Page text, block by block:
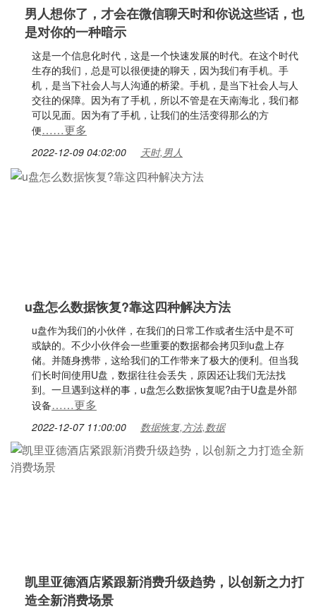
男人想你了，才会在微信聊天时和你说这些话，也
是对你的一种暗示
这是一个信息化时代，这是一个快速发展的时代。在这个时代
生存的我们，总是可以很便捷的聊天，因为我们有手机。手
机，是当下社会人与人沟通的桥梁。手机，是当下社会人与人
交往的保障。因为有了手机，所以不管是在天南海北，我们都
可以见面。因为有了手机，让我们的生活变得那么的方
便……更多
2022-12-09 04:02:00 天时,男人
u盘怎么数据恢复?靠这四种解决方法
u盘作为我们的小伙伴，在我们的日常工作或者生活中是不可
或缺的。不少小伙伴会一些重要的数据都会拷贝到u盘上存
储。并随身携带，这给我们的工作带来了极大的便利。但当我
们长时间使用U盘，数据往往会丢失，原因还让我们无法找
到。一旦遇到这样的事，u盘怎么数据恢复呢?由于U盘是外部
设备……更多
2022-12-07 11:00:00 数据恢复,方法,数据
凯里亚德酒店紧跟新消费升级趋势，以创新之力打
造全新消费场景